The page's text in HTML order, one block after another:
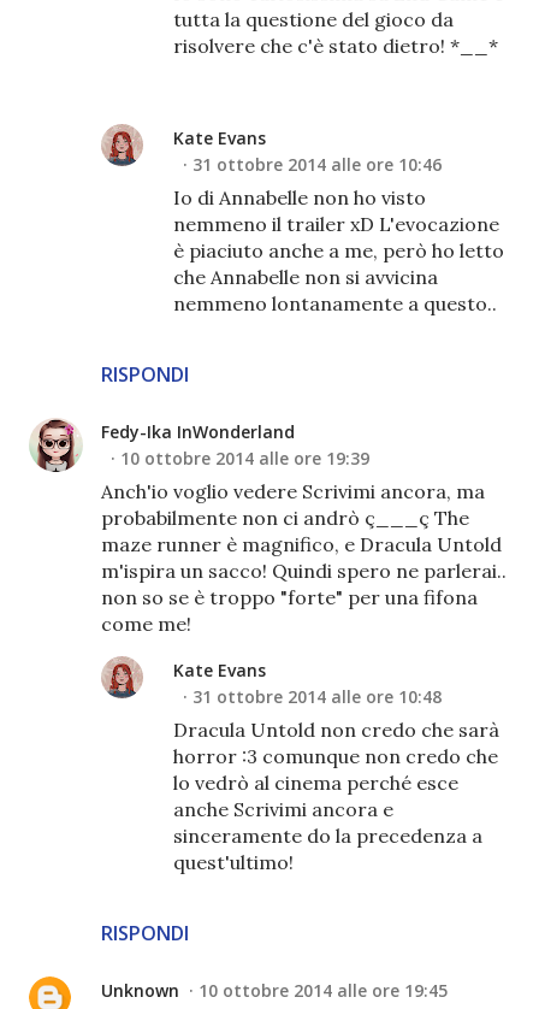
RISPONDI
tutta la questione del gioco da
risolvere che c'è stato dietro! *__*
Kate Evans
31 ottobre 2014 alle ore 10:46
Io di Annabelle non ho visto
nemmeno il trailer xD L'evocazione
è piaciuto anche a me, però ho letto
che Annabelle non si avvicina
nemmeno lontanamente a questo..
Fedy-Ika InWonderland
10 ottobre 2014 alle ore 19:39
Anch'io voglio vedere Scrivimi ancora, ma
probabilmente non ci andrò ç___ç The
maze runner è magnifico, e Dracula Untold
m'ispira un sacco! Quindi spero ne parlerai..
non so se è troppo "forte" per una fifona
come me!
RISPONDI
Kate Evans
31 ottobre 2014 alle ore 10:48
Dracula Untold non credo che sarà
horror :3 comunque non credo che
lo vedrò al cinema perché esce
anche Scrivimi ancora e
sinceramente do la precedenza a
quest'ultimo!
Unknown 10 ottobre 2014 alle ore 19:45